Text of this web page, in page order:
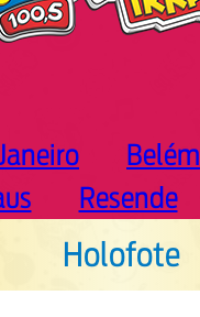
Belém
Resende
Holofote